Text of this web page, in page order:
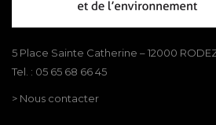
5 Place Sainte Catherine – 12000
Tel. : 05 65 68 66 45
> Nous contacter